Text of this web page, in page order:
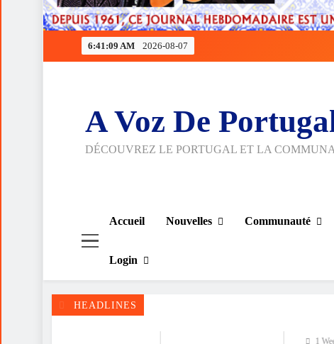
6:41:10 AM 2026-08-07
Ferrari rendida à estratégia de Verstappen
A Voz De
DÉCOUVREZ LE PORTUGAL ET LA
Accueil Nouvelles Communauté
Login
HEADLINES